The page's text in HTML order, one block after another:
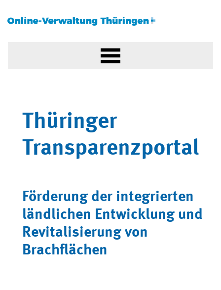
Thüringer
Transparenzportal
Förderung der integrierten
ländlichen Entwicklung und
Revitalisierung von
Brachflächen